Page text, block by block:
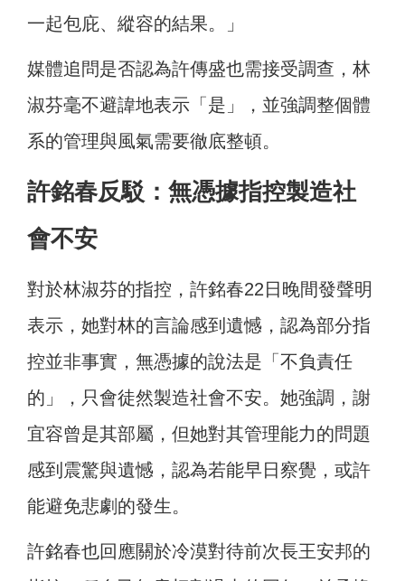
一起包庇、縱容的結果。」
媒體追問是否認為許傳盛也需接受調查，林
淑芬毫不避諱地表示「是」，並強調整個體
系的管理與風氣需要徹底整頓。
許銘春反駁：無憑據指控製造社
會不安
對於林淑芬的指控，許銘春22日晚間發聲明
表示，她對林的言論感到遺憾，認為部分指
控並非事實，無憑據的說法是「不負責任
的」，只會徒然製造社會不安。她強調，謝
宜容曾是其部屬，但她對其管理能力的問題
感到震驚與遺憾，認為若能早日察覺，或許
能避免悲劇的發生。
許銘春也回應關於冷漠對待前次長王安邦的